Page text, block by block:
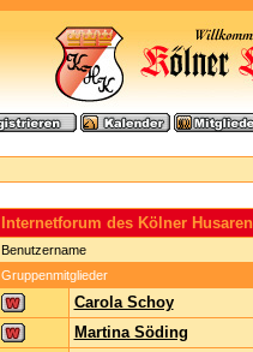
Internetforum des Kölner
Benutzername
Gruppenmitglieder
Carola Schoy
Martina Söding